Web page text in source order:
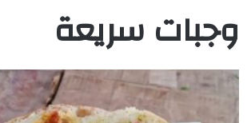
وجبات سريعة